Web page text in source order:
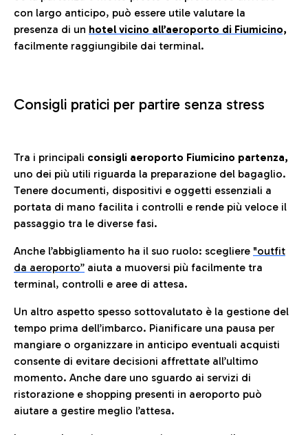
con largo anticipo, può essere utile valutare la
presenza di un hotel vicino all’aeroporto di Fiumicino,
facilmente raggiungibile dai terminal.
Consigli pratici per partire senza stress
Tra i principali consigli aeroporto Fiumicino partenza,
uno dei più utili riguarda la preparazione del bagaglio.
Tenere documenti, dispositivi e oggetti essenziali a
portata di mano facilita i controlli e rende più veloce il
passaggio tra le diverse fasi.
Anche l’abbigliamento ha il suo ruolo: scegliere "outfit
da aeroporto” aiuta a muoversi più facilmente tra
terminal, controlli e aree di attesa.
Un altro aspetto spesso sottovalutato è la gestione del
tempo prima dell’imbarco. Pianificare una pausa per
mangiare o organizzare in anticipo eventuali acquisti
consente di evitare decisioni affrettate all’ultimo
momento. Anche dare uno sguardo ai servizi di
ristorazione e shopping presenti in aeroporto può
aiutare a gestire meglio l’attesa.